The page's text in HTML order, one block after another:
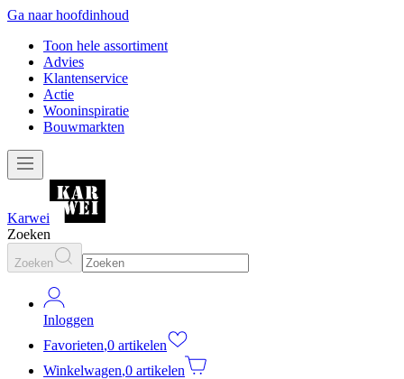
Ga naar hoofdinhoud
Toon hele assortiment
Advies
Klantenservice
Actie
Wooninspiratie
Bouwmarkten
Karwei
Zoeken
Zoeken
Inloggen
Favorieten,0 artikelen
Winkelwagen,0 artikelen